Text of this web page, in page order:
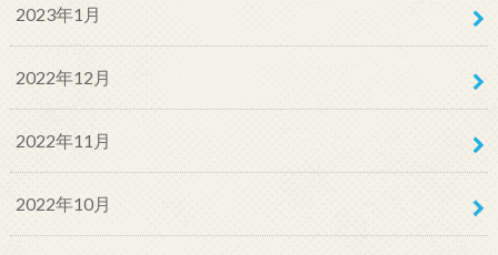
2023年1月
2022年12月
2022年11月
2022年10月